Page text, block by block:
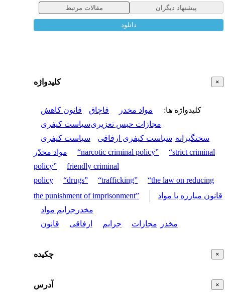
مقالات مرتبط پیشنهاد دیگران
دانلود
× کلیدواژه
کلیدواژه ها: مواد مخدر قاچاق
قانون کاهش
مجازات حبس تعزیریسیاست کیفری
سختگیرانه سیاست کیفری ارفاقی
سیاست کیفری
مواد مخدّر
“narcotic criminal policy”
“strict criminal
policy”
friendly criminal
policy
“drugs” “trafficking”
“the law on reducing
the punishment of imprisonment”
قانون مبارزه با مواد
مخدر جرایم مواد
مخدر
مجازات جرایم ارفاقی قانون
× چکیده
× آدرس